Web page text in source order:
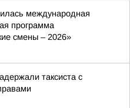
международная
программа
смены – 2026»
таксиста с